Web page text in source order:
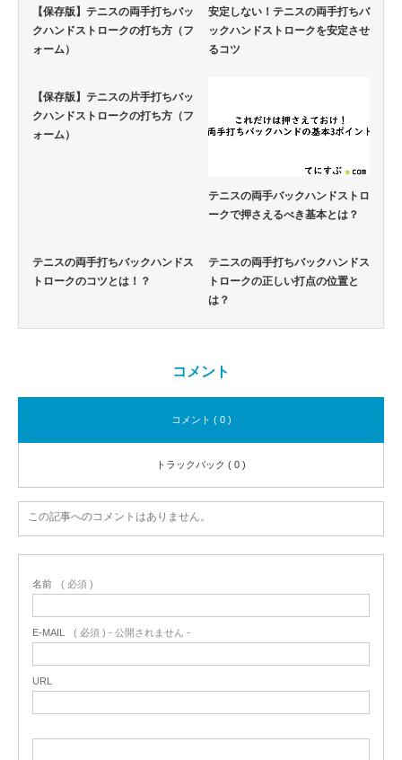
【保存版】テニスの両手打ちバッ
クハンドストロークの打ち方（フ
ォーム）
安定しない！テニスの両手打ちバ
ックハンドストロークを安定させ
るコツ
【保存版】テニスの片手打ちバッ
クハンドストロークの打ち方（フ
ォーム）
テニスの両手バックハンドストロ
ークで押さえるべき基本とは？
テニスの両手打ちバックハンドス
トロークのコツとは！？
テニスの両手打ちバックハンドス
トロークの正しい打点の位置と
は？
コメント
コメント ( 0 )
トラックバック ( 0 )
この記事へのコメントはありません。
名前 ( 必須 )
E-MAIL ( 必須 ) - 公開されません -
URL